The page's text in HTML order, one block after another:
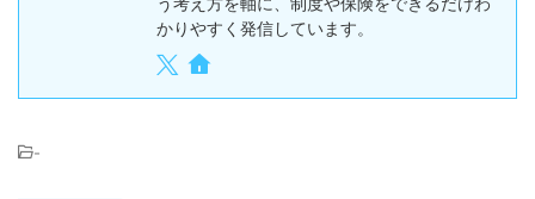
かりやすく発信しています。
-